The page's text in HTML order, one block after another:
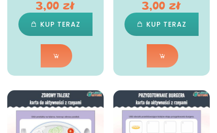
3,00zł
KUP TERAZ
3,00zł
KUP TERAZ